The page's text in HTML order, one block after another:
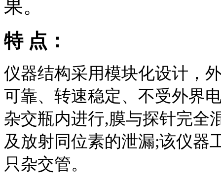
果。
特 点：
仪器结构采用模块化设计，
可靠、转速稳定、不受外界
杂交瓶内进行,膜与探针完全
及放射同位素的泄漏;该仪器
只杂交管。